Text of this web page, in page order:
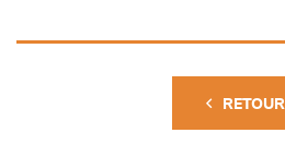
RETOUR